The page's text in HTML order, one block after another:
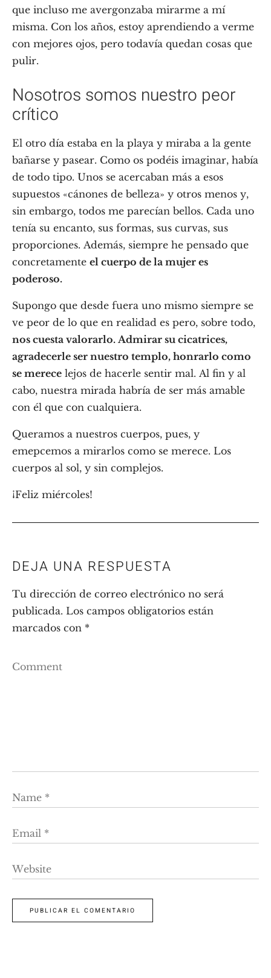
que incluso me avergonzaba mirarme a mí
misma. Con los años, estoy aprendiendo a verme
con mejores ojos, pero todavía quedan cosas que
pulir.
Nosotros somos nuestro peor
crítico
El otro día estaba en la playa y miraba a la gente
bañarse y pasear. Como os podéis imaginar, había
de todo tipo. Unos se acercaban más a esos
supuestos «cánones de belleza» y otros menos y,
sin embargo, todos me parecían bellos. Cada uno
tenía su encanto, sus formas, sus curvas, sus
proporciones. Además, siempre he pensado que
concretamente el cuerpo de la mujer es
poderoso.
Supongo que desde fuera uno mismo siempre se
ve peor de lo que en realidad es pero, sobre todo,
nos cuesta valorarlo. Admirar su cicatrices,
agradecerle ser nuestro templo, honrarlo como
se merece lejos de hacerle sentir mal. Al fin y al
cabo, nuestra mirada habría de ser más amable
con él que con cualquiera.
Queramos a nuestros cuerpos, pues, y
emepcemos a mirarlos como se merece. Los
cuerpos al sol, y sin complejos.
¡Feliz miércoles!
DEJA UNA RESPUESTA
Tu dirección de correo electrónico no será
publicada. Los campos obligatorios están
marcados con *
Comment
Name *
Email *
Website
PUBLICAR EL COMENTARIO